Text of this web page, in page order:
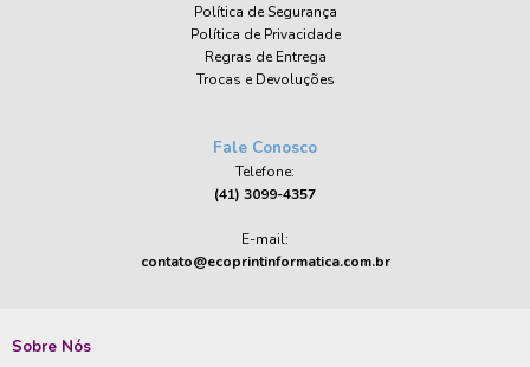
Política de Segurança
Política de Privacidade
Regras de Entrega
Trocas e Devoluções
Fale Conosco
Telefone:
(41) 3099-4357
E-mail:
contato@ecoprintinformatica.com.br
Sobre Nós